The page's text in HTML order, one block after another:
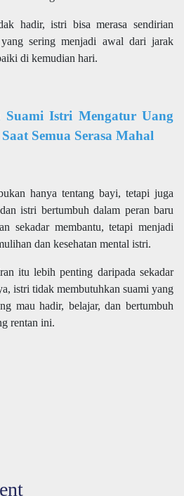
hadir, istri bisa merasa sendirian
sering menjadi awal dari jarak
di kemudian hari.
Suami Istri Mengatur Uang
Semua Serasa Mahal
hanya tentang bayi, tetapi juga
istri bertumbuh dalam peran baru
sekadar membantu, tetapi menjadi
dan kesehatan mental istri.
itu lebih penting daripada sekadar
istri tidak membutuhkan suami yang
mau hadir, belajar, dan bertumbuh
rentan ini.